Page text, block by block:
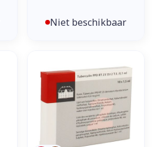
Niet beschikbaar